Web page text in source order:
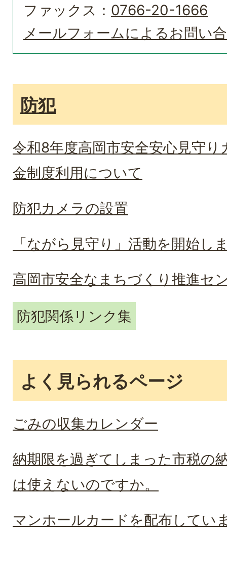
ファックス： 0766-20-1666
メールフォームによるお問い
防犯
令和8年度高岡市安全安心見守
金制度利用について
防犯カメラの設置
「ながら見守り」活動を開始し
高岡市安全なまちづくり推進セ
防犯関係リンク集
よく見られるページ
ごみの収集カレンダー
納期限を過ぎてしまった市税の
は使えないのですか。
マンホールカードを配布してい